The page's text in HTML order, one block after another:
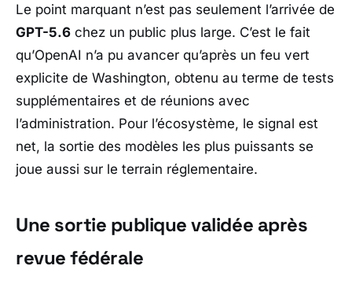
Le point marquant n’est pas seulement l’arrivée de
GPT-5.6 chez un public plus large. C’est le fait
qu’OpenAI n’a pu avancer qu’après un feu vert
explicite de Washington, obtenu au terme de tests
supplémentaires et de réunions avec
l’administration. Pour l’écosystème, le signal est
net, la sortie des modèles les plus puissants se
joue aussi sur le terrain réglementaire.
Une sortie publique validée après
revue fédérale